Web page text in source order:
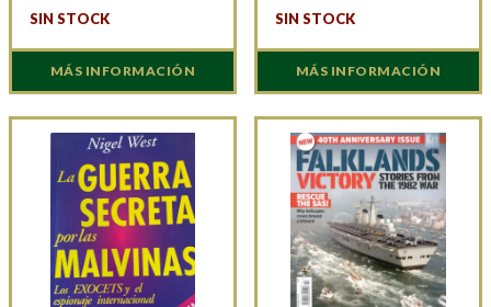
SIN STOCK
MÁS INFORMACIÓN
SIN STOCK
MÁS INFORMACIÓN